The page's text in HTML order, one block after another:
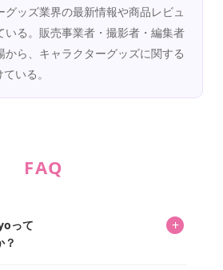
グッズ業界の最新情報や商品レビュ
いる。販売事業者・撮影者・編集者
から、キャラクターグッズに関する
いる。
FAQ
って
？
+